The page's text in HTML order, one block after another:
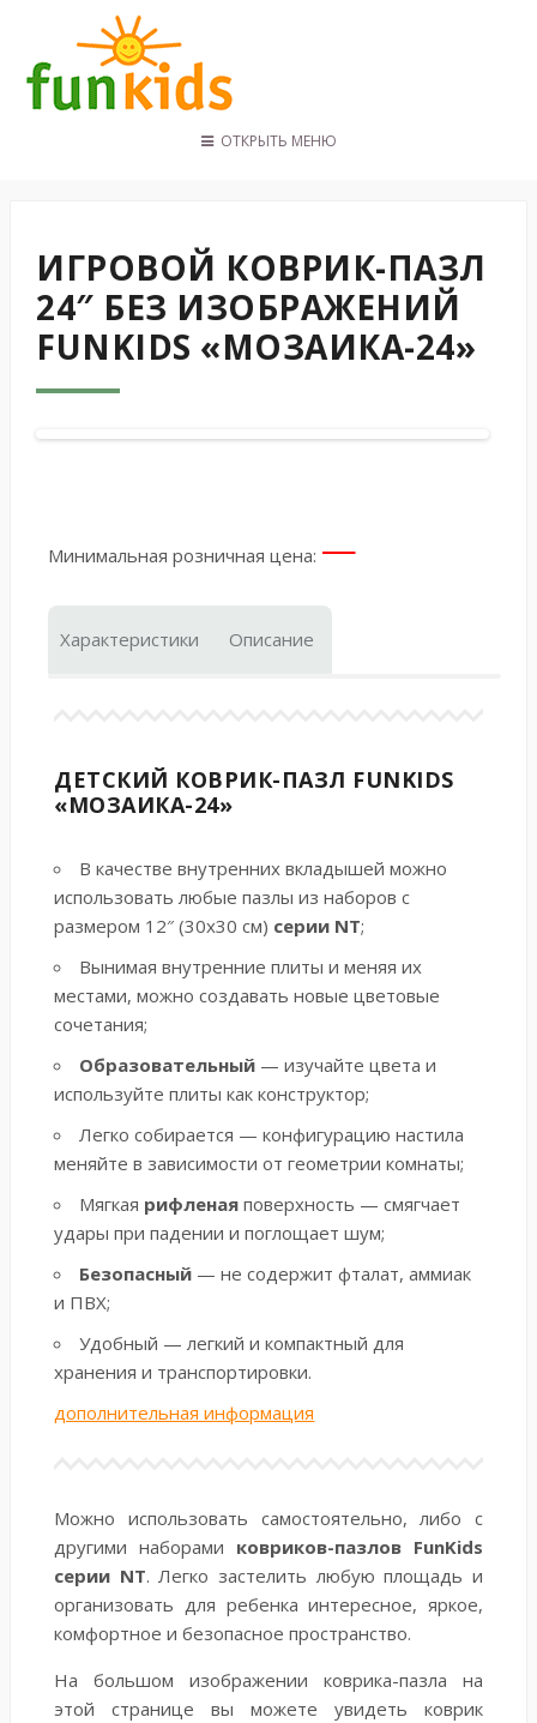
КОНТАКТЫ
ОТКРЫТЬ МЕНЮ
ИГРОВОЙ КОВРИК-ПАЗЛ
24″ БЕЗ ИЗОБРАЖЕНИЙ
FUNKIDS «МОЗАИКА-24»
Минимальная розничная цена: —
Характеристики Описание
ДЕТСКИЙ КОВРИК-ПАЗЛ FUNKIDS
«МОЗАИКА-24»
В качестве внутренних вкладышей можно
использовать любые пазлы из наборов с
размером 12″ (30х30 см) серии NT;
Вынимая внутренние плиты и меняя их
местами, можно создавать новые цветовые
сочетания;
Образовательный — изучайте цвета и
используйте плиты как конструктор;
Легко собирается — конфигурацию настила
меняйте в зависимости от геометрии комнаты;
Мягкая рифленая поверхность — смягчает
удары при падении и поглощает шум;
Безопасный — не содержит фталат, аммиак
и ПВХ;
Удобный — легкий и компактный для
хранения и транспортировки.
дополнительная информация
Можно использовать самостоятельно, либо с
другими наборами ковриков-пазлов FunKids
серии NT. Легко застелить любую площадь и
организовать для ребенка интересное, яркое,
комфортное и безопасное пространство.
На большом изображении коврика-пазла на
этой странице вы можете увидеть коврик